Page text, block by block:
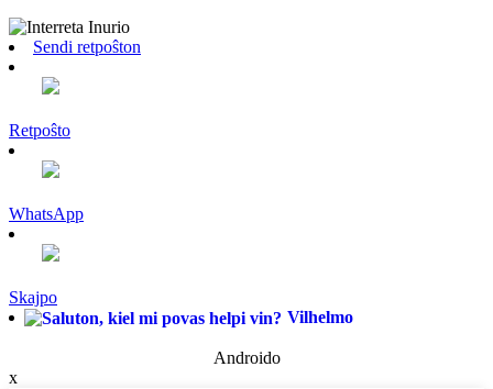
Sendi retpoŝton
Retpoŝto
WhatsApp
Skajpo
Vilhelmo
Androido
x